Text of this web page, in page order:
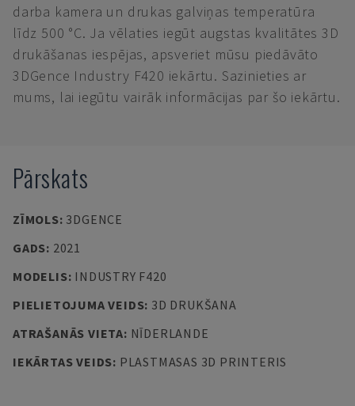
darba kamera un drukas galviņas temperatūra
līdz 500 °C. Ja vēlaties iegūt augstas kvalitātes 3D
drukāšanas iespējas, apsveriet mūsu piedāvāto
3DGence Industry F420 iekārtu. Sazinieties ar
mums, lai iegūtu vairāk informācijas par šo iekārtu.
Pārskats
ZĪMOLS: 3DGENCE
GADS: 2021
MODELIS: INDUSTRY F420
PIELIETOJUMA VEIDS: 3D DRUKŠANA
ATRAŠANĀS VIETA: NĪDERLANDE
IEKĀRTAS VEIDS: PLASTMASAS 3D PRINTERIS